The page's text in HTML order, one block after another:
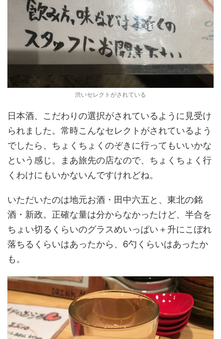
渋いセレクトがされている
日本酒、こだわりの選択がされているように見受け
られました。常時こんなセレクトがされているよう
でしたら、ちょくちょくのぞきに行ってもいいかな
という感じ。まあ旅先の店なので、ちょくちょく行
くわけにもいかないんですけれどね。
いただいたのは地元お酒・田中六五と、東北の銘
酒・新政。正確な量は分からなかったけど、半合を
ちょい切るくらいのグラスめいっぱい＋升にこぼれ
落ちるくらいはあったから、6勺くらいはあったか
も。